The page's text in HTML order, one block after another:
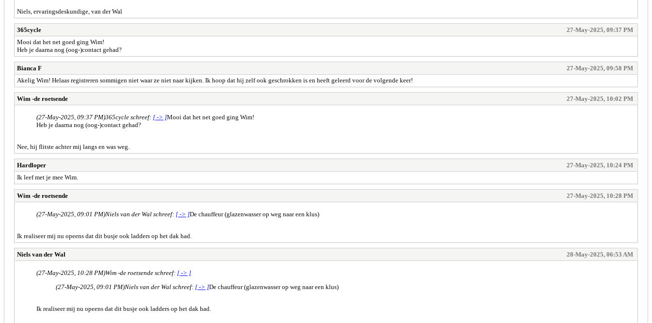
Niels, ervaringsdeskundige, van der Wal
365cycle
27-May-2025, 09:37 PM
Mooi dat het net goed ging Wim!
Heb je daarna nog (oog-)contact gehad?
Bianca F
27-May-2025, 09:58 PM
Akelig Wim! Helaas registreren sommigen niet waar ze niet naar kijken. Ik hoop dat hij zelf ook geschrokken is en heeft geleerd voor de volgende keer!
Wim -de roetsende 27-May-2025, 10:02 PM
(27-May-2025, 09:37 PM)365cycle schreef: [ -> ]Mooi dat het net goed ging Wim!
Heb je daarna nog (oog-)contact gehad?
Nee, hij flitste achter mij langs en was weg.
Hardloper
27-May-2025, 10:24 PM
Ik leef met je mee Wim.
Wim -de roetsende 27-May-2025, 10:28 PM
(27-May-2025, 09:01 PM)Niels van der Wal schreef: [ -> ]De chauffeur (glazenwasser op weg naar een klus)
Ik realiseer mij nu opeens dat dit busje ook ladders op het dak had.
Niels van der Wal 28-May-2025, 06:53 AM
(27-May-2025, 10:28 PM)Wim -de roetsende schreef: [ -> ]
(27-May-2025, 09:01 PM)Niels van der Wal schreef: [ -> ]De chauffeur (glazenwasser op weg naar een klus)
Ik realiseer mij nu opeens dat dit busje ook ladders op het dak had.